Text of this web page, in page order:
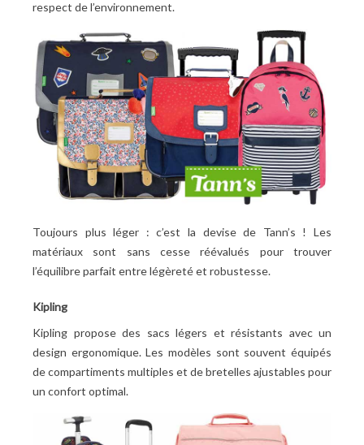
respect de l’environnement.
Toujours plus léger : c’est la devise de Tann’s ! Les
matériaux sont sans cesse réévalués pour trouver
l’équilibre parfait entre légèreté et robustesse.
Kipling
Kipling propose des sacs légers et résistants avec un
design ergonomique. Les modèles sont souvent équipés
de compartiments multiples et de bretelles ajustables pour
un confort optimal.